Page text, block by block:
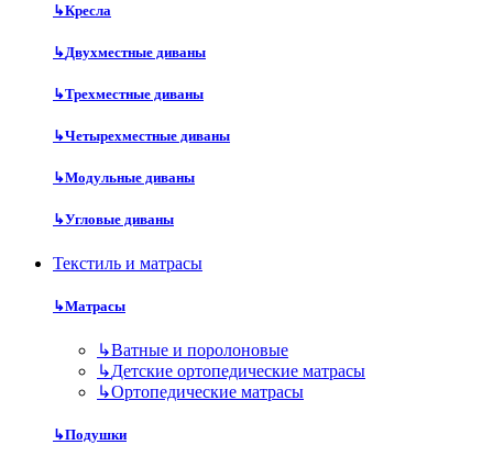
↳Кресла
↳Двухместные диваны
↳Трехместные диваны
↳Четырехместные диваны
↳Модульные диваны
↳Угловые диваны
Текстиль и матрасы
↳Матрасы
↳Ватные и поролоновые
↳Детские ортопедические матрасы
↳Ортопедические матрасы
↳Подушки